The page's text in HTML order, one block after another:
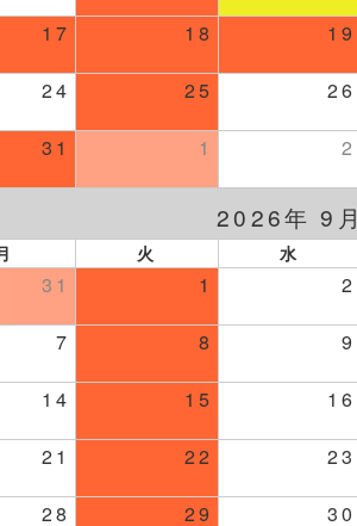
17 18 19
24 25 26
31 1 2
2026年 9月
火 水
31 1 2
7 8 9
14 15 16
21 22 23
28 29 30